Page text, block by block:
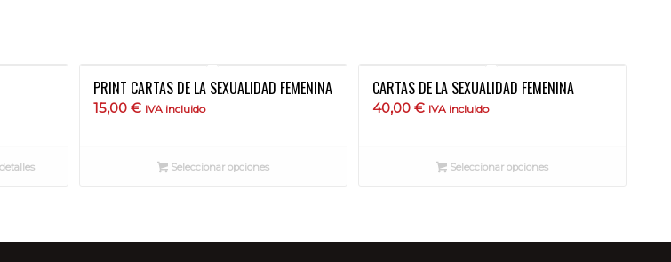
PRINT CARTAS DE LA SEXUALIDAD FEMENINA
15,00€ IVA incluido
Seleccionar opciones
CARTAS DE LA SEXUALIDAD FEMENINA
40,00€ IVA incluido
Seleccionar opciones